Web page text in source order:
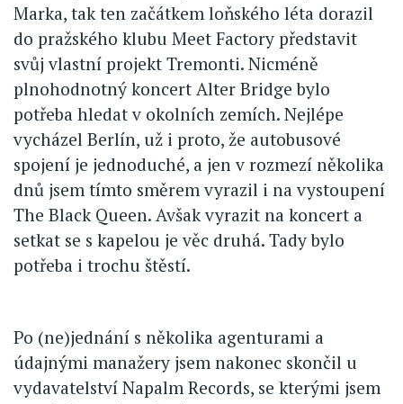
Marka, tak ten začátkem loňského léta dorazil
do pražského klubu Meet Factory představit
svůj vlastní projekt Tremonti. Nicméně
plnohodnotný koncert Alter Bridge bylo
potřeba hledat v okolních zemích. Nejlépe
vycházel Berlín, už i proto, že autobusové
spojení je jednoduché, a jen v rozmezí několika
dnů jsem tímto směrem vyrazil i na vystoupení
The Black Queen. Avšak vyrazit na koncert a
setkat se s kapelou je věc druhá. Tady bylo
potřeba i trochu štěstí.
Po (ne)jednání s několika agenturami a
údajnými manažery jsem nakonec skončil u
vydavatelství Napalm Records, se kterými jsem